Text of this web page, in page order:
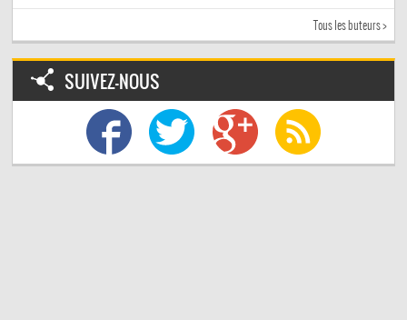
Tous les buteurs >
SUIVEZ-NOUS